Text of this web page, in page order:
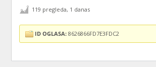
119 pregleda, 1 danas
ID OGLASA: 8626866FD7E3FDC2